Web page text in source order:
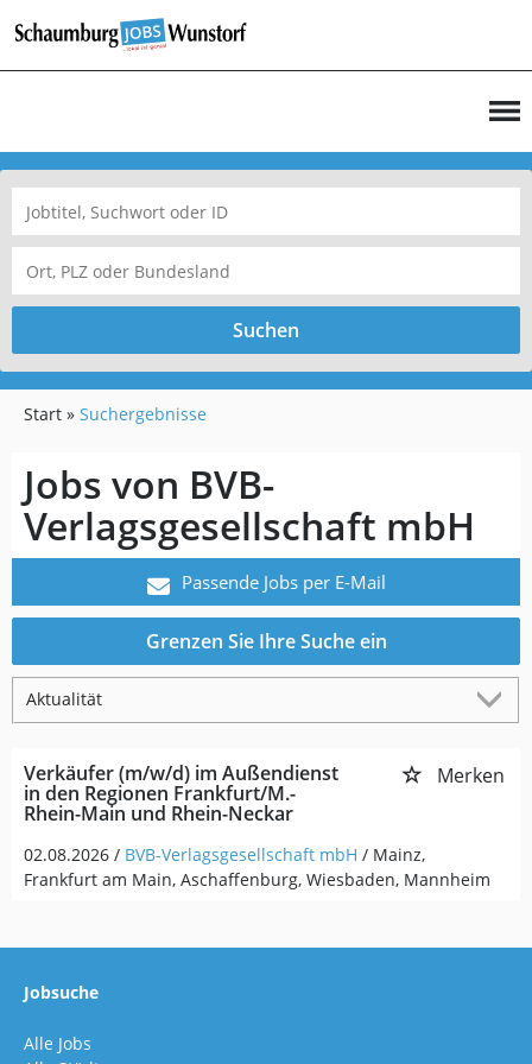
Suchen
Start Suchergebnisse
Jobs von BVB-
Verlagsgesellschaft mbH
Passende Jobs per E-Mail
Grenzen Sie Ihre Suche ein
Verkäufer (m/w/d) im Außendienst
in den Regionen Frankfurt/M.-
Rhein-Main und Rhein-Neckar
Merken
02.08.2026 / BVB-Verlagsgesellschaft mbH / Mainz,
Frankfurt am Main, Aschaffenburg, Wiesbaden, Mannheim
Jobsuche
Alle Jobs